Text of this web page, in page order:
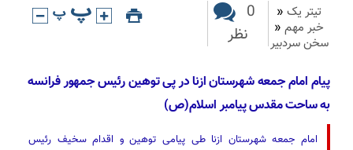
تیتر یک «
خبر مهم «
سخن سردبیر
0
نظر
پیام امام جمعه شهرستان ازنا در پی توهین رئیس جمهور فرانسه
به ساحت مقدس پیامبر اسلام(ص)
امام جمعه شهرستان ازنا طی پیامی توهین و اقدام سخیف رئیس